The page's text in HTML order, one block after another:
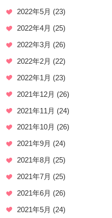
2022年5月 (23)
2022年4月 (25)
2022年3月 (26)
2022年2月 (22)
2022年1月 (23)
2021年12月 (26)
2021年11月 (24)
2021年10月 (26)
2021年9月 (24)
2021年8月 (25)
2021年7月 (25)
2021年6月 (26)
2021年5月 (24)